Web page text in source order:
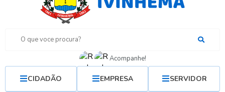
O que voce procura?
Acompanhe!
CIDADÃO EMPRESA SERVIDOR